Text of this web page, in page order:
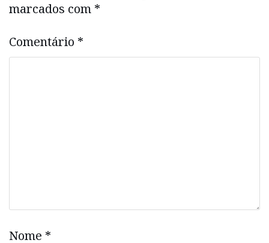
marcados com *
Comentário *
Nome *